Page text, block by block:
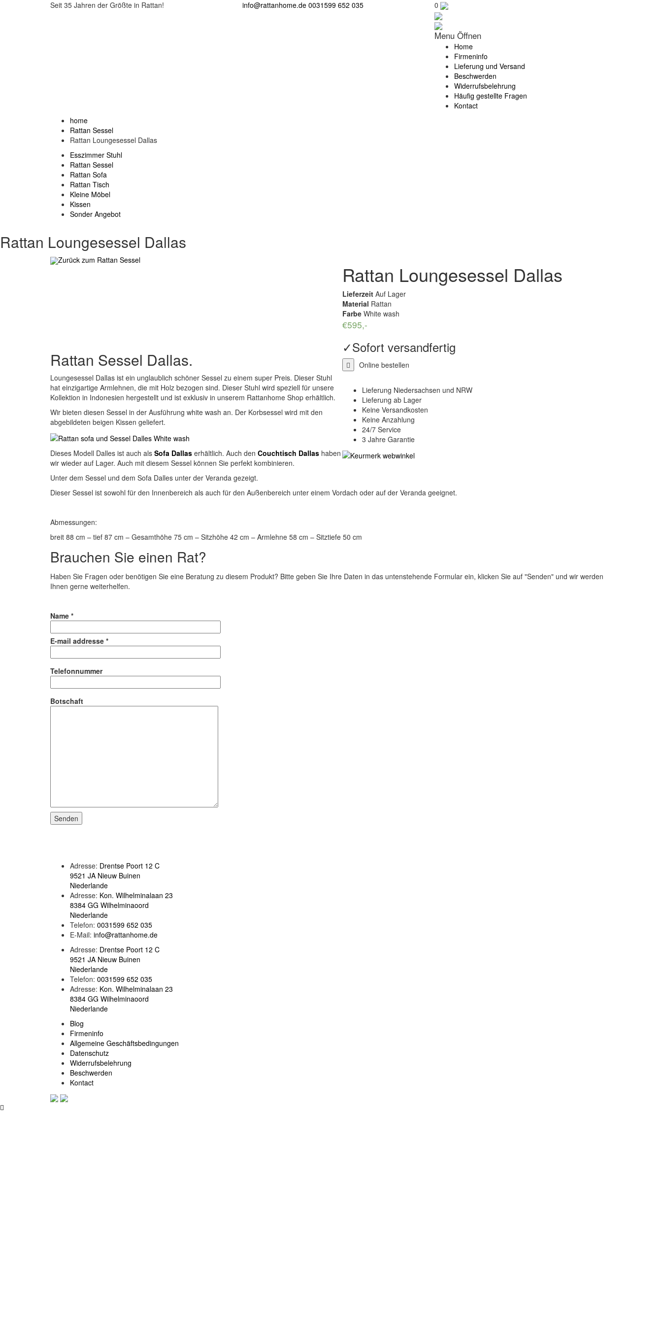
Seit 35 Jahren der Größte in Rattan! info@rattanhome.de 0031599 652 035 0
Menu Öffnen
Home
Firmeninfo
Lieferung und Versand
Beschwerden
Widerrufsbelehrung
Häufig gestellte Fragen
Kontact
home
Rattan Sessel
Rattan Loungesessel Dallas
Esszimmer Stuhl
Rattan Sessel
Rattan Sofa
Rattan Tisch
Kleine Möbel
Kissen
Sonder Angebot
Rattan Loungesessel Dallas
Zurück zum Rattan Sessel
Rattan Loungesessel Dallas
LieferzeitAuf Lager
Material Rattan
FarbeWhite wash
€595,-
✓Sofort versandfertig
Online bestellen
Lieferung Niedersachsen und NRW
Lieferung ab Lager
Keine Versandkosten
Keine Anzahlung
24/7 Service
3 Jahre Garantie
Rattan Sessel Dallas.
Loungesessel Dallas ist ein unglaublich schöner Sessel zu einem super Preis. Dieser Stuhl
hat einzigartige Armlehnen, die mit Holz bezogen sind. Dieser Stuhl wird speziell für unsere
Kollektion in Indonesien hergestellt und ist exklusiv in unserem Rattanhome Shop erhältlich.
Wir bieten diesen Sessel in der Ausführung white wash an. Der Korbsessel wird mit den
abgebildeten beigen Kissen geliefert.
Dieses Modell Dalles ist auch als Sofa Dallas erhältlich. Auch den Couchtisch Dallas haben
wir wieder auf Lager. Auch mit diesem Sessel können Sie perfekt kombinieren.
Unter dem Sessel und dem Sofa Dalles unter der Veranda gezeigt.
Dieser Sessel ist sowohl für den Innenbereich als auch für den Außenbereich unter einem Vordach oder auf der Veranda geeignet.
Abmessungen:
breit 88 cm – tief 87 cm – Gesamthöhe 75 cm – Sitzhöhe 42 cm – Armlehne 58 cm – Sitztiefe 50 cm
Brauchen Sie einen Rat?
Haben Sie Fragen oder benötigen Sie eine Beratung zu diesem Produkt? Bitte geben Sie Ihre Daten in das untenstehende Formular ein, klicken Sie auf "Senden" und wir werden
Ihnen gerne weiterhelfen.
Name *
E-mail addresse *
Telefonnummer
Botschaft
Adresse: Drentse Poort 12 C
9521 JA Nieuw Buinen
Niederlande
Adresse: Kon. Wilhelminalaan 23
8384 GG Wilhelminaoord
Niederlande
Telefon: 0031599 652 035
E-Mail: info@rattanhome.de
Adresse: Drentse Poort 12 C
9521 JA Nieuw Buinen
Niederlande
Telefon: 0031599 652 035
Adresse: Kon. Wilhelminalaan 23
8384 GG Wilhelminaoord
Niederlande
Blog
Firmeninfo
Allgemeine Geschäftsbedingungen
Datenschutz
Widerrufsbelehrung
Beschwerden
Kontact